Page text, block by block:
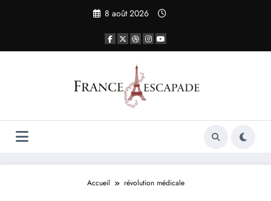
8 août 2026
Accueil révolution médicale